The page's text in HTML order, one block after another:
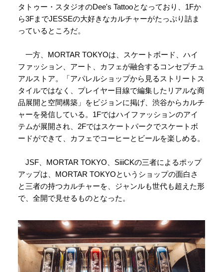
タトゥー・スタジオのDee's Tattooとなっており、1Fか
ら3FまでJESSEの大好きなカルチャーがたっぷり詰ま
っているところだ。
一方、MORTAR TOKYOは、スケートボード、ハイ
ファッション、アート、カフェが融合するコンセプチュ
アルストア。「アパレルショップから見るストリートス
タイルではなく、プレイヤー目線で編集したリアルな商
品展開と空間構築」をビジョンに掲げ、渋谷からカルチ
ャーを発信している。1Fではハイファッションのアイ
テムが展開され、2Fではスケートパークでスケートボ
ードができて、カフェでコーヒーとビールを楽しめる。
JSF、MORTAR TOKYO、SiiiCKの三者によるポップ
アップは、MORTAR TOKYOというショップの面白さ
と三者の持つカルチャーを、ジャンルも世代も超えた形
で、全開で見せるものとなった。